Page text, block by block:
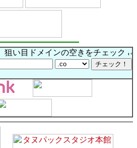
狙い目ドメインの空きをチェック